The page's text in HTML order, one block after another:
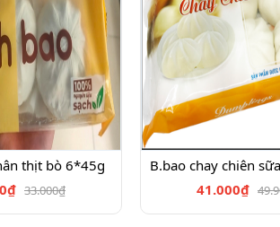
thịt bò 6*45g
33.000₫
B.bao chay chiên
41.000₫